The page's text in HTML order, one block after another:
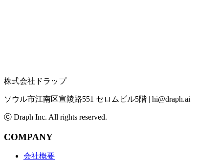
株式会社ドラップ
ソウル市江南区宣陵路551 セロムビル5階 | hi@draph.ai
ⓒ Draph Inc. All rights reserved.
COMPANY
会社概要